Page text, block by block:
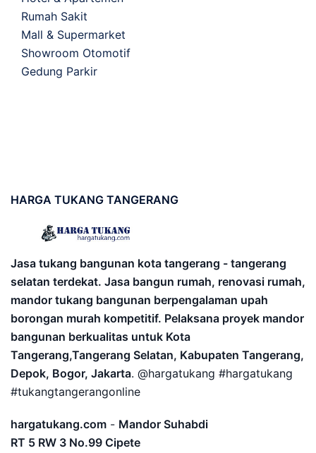
Rumah Sakit
Mall & Supermarket
Showroom Otomotif
Gedung Parkir
HARGA TUKANG TANGERANG
Jasa tukang bangunan kota tangerang - tangerang
selatan terdekat. Jasa bangun rumah, renovasi rumah,
mandor tukang bangunan berpengalaman upah
borongan murah kompetitif. Pelaksana proyek mandor
bangunan berkualitas untuk Kota
Tangerang,Tangerang Selatan, Kabupaten Tangerang,
Depok, Bogor, Jakarta. @hargatukang #hargatukang
#tukangtangerangonline
hargatukang.com - Mandor Suhabdi
RT 5 RW 3 No.99 Cipete